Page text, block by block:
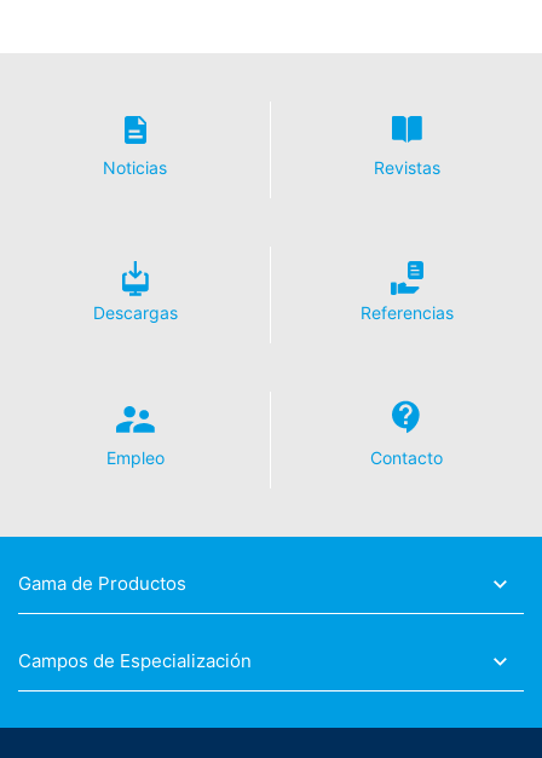
Noticias Revistas
Descargas Referencias
Empleo Contacto
Gama de Productos
Campos de Especialización